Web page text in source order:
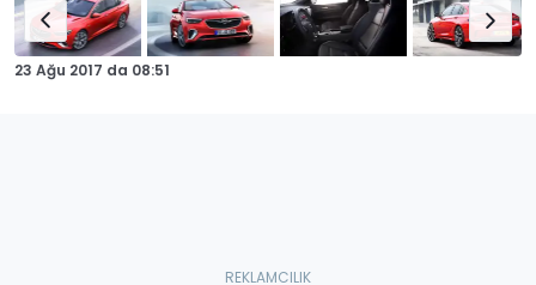
23 Ağu 2017 da 08:51